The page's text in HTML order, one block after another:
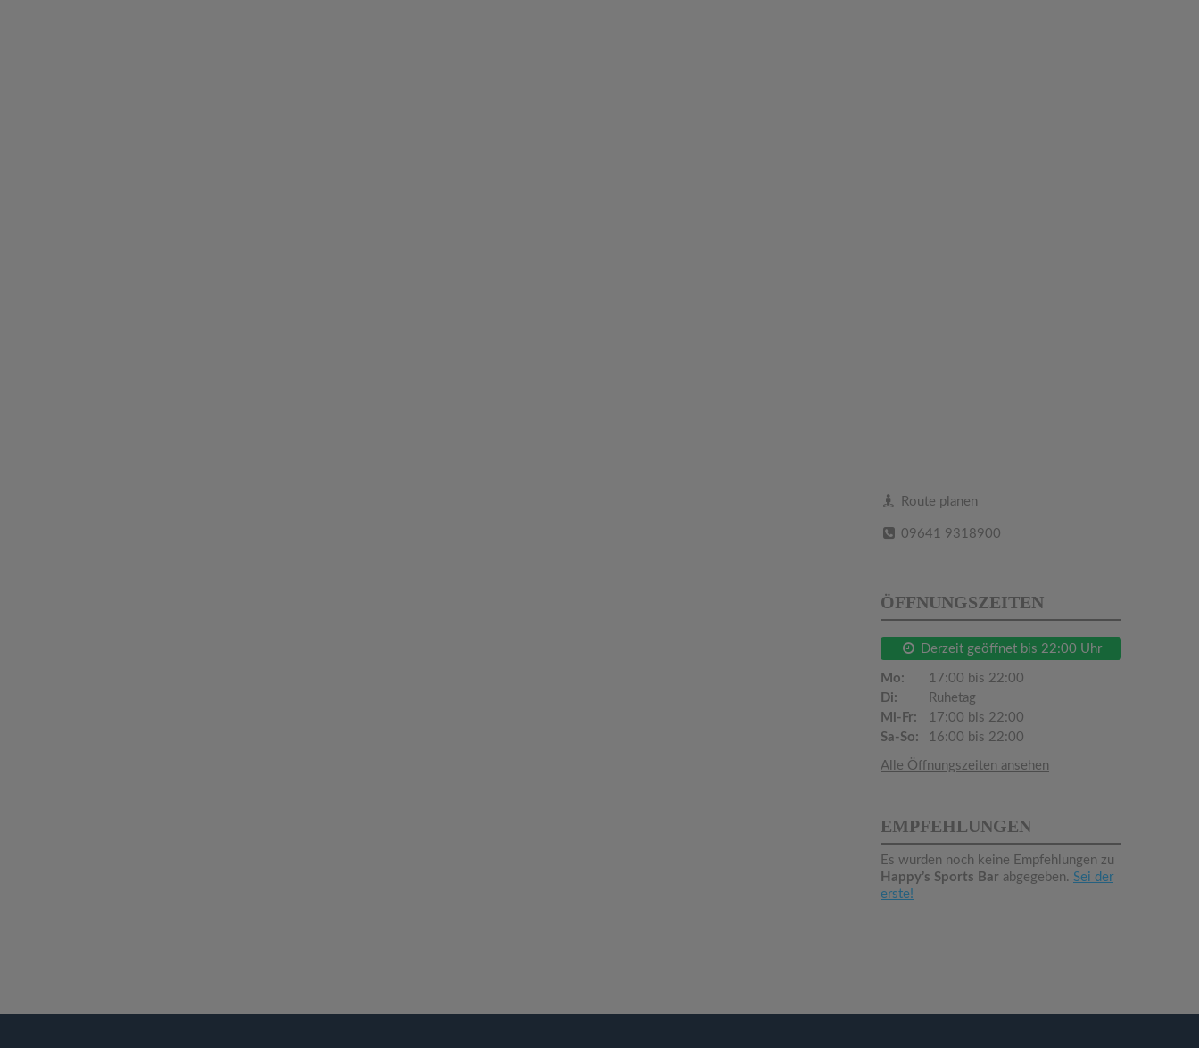
Route planen
09641 9318900
ÖFFNUNGSZEITEN
Derzeit geöffnet bis 22:00 Uhr
Mo:
17:00 bis 22:00
Di:
Ruhetag
Mi-Fr:
17:00 bis 22:00
Sa-So:
16:00 bis 22:00
Alle Öffnungszeiten ansehen
EMPFEHLUNGEN
Es wurden noch keine Empfehlungen zu
Happy’s Sports Bar abgegeben. Sei der
erste!